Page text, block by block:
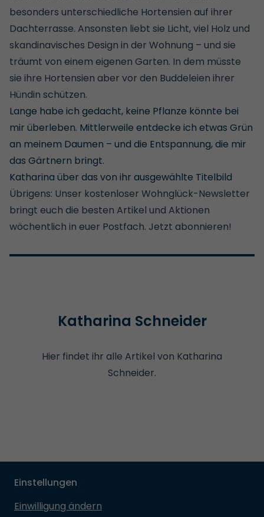
besonders unterschiedliche Hortensien auf ihrer
Dachterrasse. Ansonsten liebt sie Licht, viel Holz und
skandinavisches Design in der Wohnung – und sie
träumt von einem eigenen Garten. In dem müsste
sie ihre Hortensien aber vor den Buddeleien ihrer
Hündin schützen.
Lange habe ich gedacht, keine Pflanze könnte bei
mir überleben. Mittlerweile entdecke ich etwas Grün
an meinem Daumen – und die Entspannung, die mir
das Gärtnern bringt.
Katharina über das von ihr ausgewählte Titelbild
Übrigens: Unser kostenloser Wohnglück-Newsletter
bringt euch die besten Artikel und Aktionen
wöchentlich in euer Postfach. Jetzt abonnieren!
Katharina Schneider
Hier findet ihr alle Artikel von Katharina
Schneider.
Einstellungen
Einwilligung ändern